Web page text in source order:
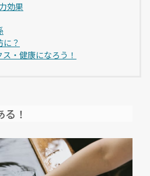
効果
に？
・健康になろう！
！